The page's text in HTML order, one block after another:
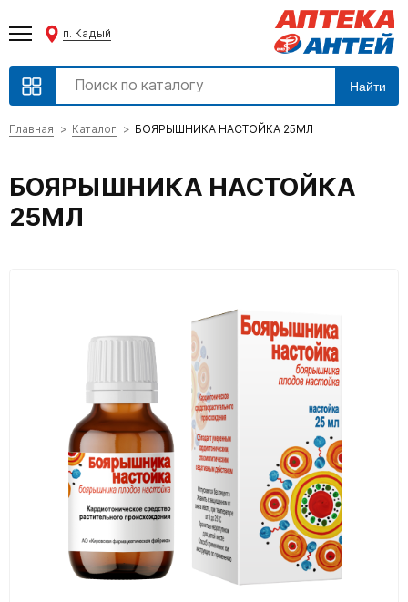
п. Кадый
Найти
Главная Каталог БОЯРЫШНИКА НАСТОЙКА 25МЛ
БОЯРЫШНИКА НАСТОЙКА
25МЛ